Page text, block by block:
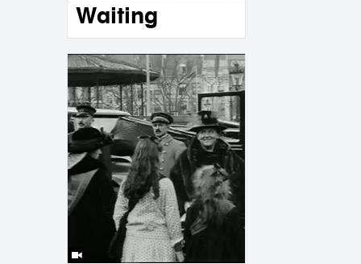
Waiting